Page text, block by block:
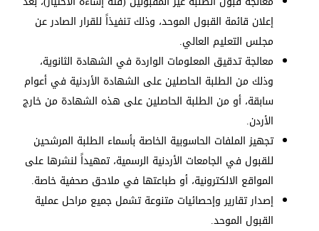
إعلان قائمة القبول الموحد، وذلك تنفيذاً للقرار الصادر عن
مجلس التعليم العالي.
معالجة تدقيق المعلومات الواردة في الشهادة الثانوية،
وذلك من الطلبة الحاصلين على الشهادة الأردنية في أعوام
سابقة، أو من الطلبة الحاصلين على هذه الشهادة من خارج
الأردن.
تجهيز الملفات الحاسوبية الخاصة بأسماء الطلبة المرشحين
للقبول في الجامعات الأردنية الرسمية، تمهيداً لنشرها على
المواقع الالكترونية، أو طباعتها في ملاحق صحفية خاصة.
إصدار تقارير وإحصائيات متنوعة تشمل جميع مراحل عملية
القبول الموحد.